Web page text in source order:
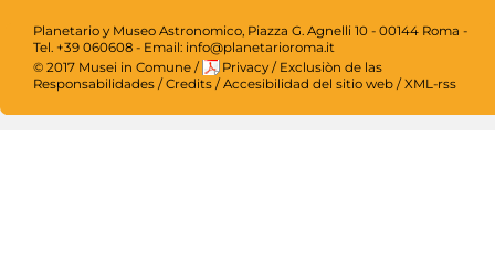
Planetario y Museo Astronomico, Piazza G. Agnelli 10 - 00144 Roma -
Tel. +39 060608 - Email: info@planetarioroma.it
© 2017 Musei in Comune / Privacy / Exclusiòn de las
Responsabilidades / Credits / Accesibilidad del sitio web / XML-rss